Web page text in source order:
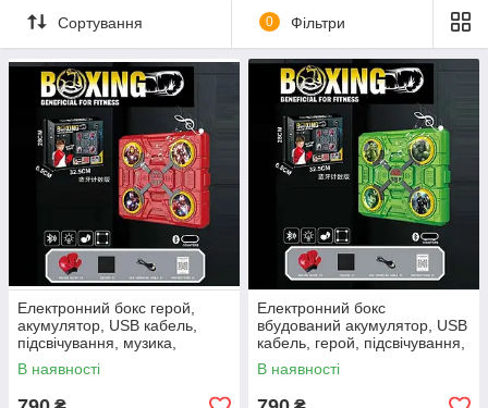
Сортування 0 Фільтри
Електронний бокс герой,
акумулятор, USB кабель,
підсвічування, музика,
bluetooth, режими гучності
В наявності
Електронний бокс
вбудований акумулятор, USB
кабель, герой, підсвічування,
музика, 1 пісня рос. мовою,
bluetooth, режими гучності
В наявності